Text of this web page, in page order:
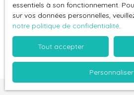
Aucun
essentiels à son fonctionnement.
sur vos données personnelles,
notre politique de confidentialité.
Tout accepter
Personnaliser